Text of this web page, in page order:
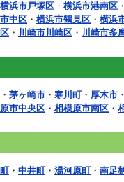
横浜市戸塚区 ・ 横浜市港南区 ・
中区 ・ 横浜市鶴見区 ・ 横浜
・ 川崎市川崎区 ・ 川崎市多
・ 茅ヶ崎市 ・ 寒川町・ 厚木市 ・
市中央区 ・ 相模原市南区 ・
・ 中井町・ 湯河原町・ 南足